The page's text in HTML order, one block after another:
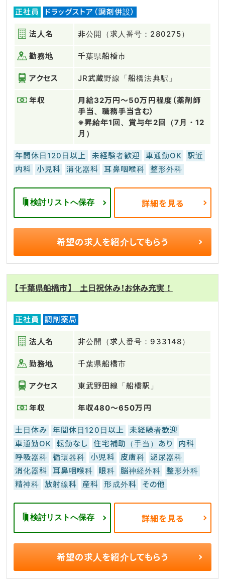
正社員 ドラッグストア（調剤併設）
法人名 非公開（求人番号：280275）
勤務地 千葉県船橋市
アクセス JR武蔵野線「船橋法典駅」
年収
月給32万円～50万円程度（薬剤師
手当、職務手当含む）
※昇給年1回、賞与年2回（7月・12
月）
年間休日120日以上 未経験者歓迎 車通勤OK
駅近
内科
小児科 消化器科 耳鼻咽喉科 整形外科
検討リストへ保存 詳細を見る
希望の求人を紹介してもらう
【千葉県船橋市】 土日祝休み！お休み充実！
正社員 調剤薬局
法人名 非公開（求人番号：933148）
勤務地 千葉県船橋市
アクセス 東武野田線「船橋駅」
年収 年収480～650万円
土日休み 年間休日120日以上
未経験者歓迎
車通勤OK
転勤なし 住宅補助（手当）あり
内科
呼吸器科
循環器科 小児科 皮膚科
泌尿器科
消化器科
耳鼻咽喉科 眼科 脳神経外科
整形外科
精神科
放射線科 産科 形成外科 その他
検討リストへ保存 詳細を見る
希望の求人を紹介してもらう